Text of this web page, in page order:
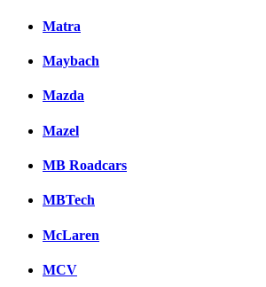
Matra
Maybach
Mazda
Mazel
MB Roadcars
MBTech
McLaren
MCV